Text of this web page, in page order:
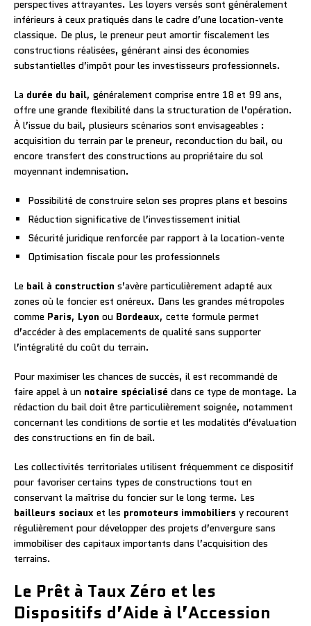
perspectives attrayantes. Les loyers versés sont généralement
inférieurs à ceux pratiqués dans le cadre d’une location-vente
classique. De plus, le preneur peut amortir fiscalement les
constructions réalisées, générant ainsi des économies
substantielles d’impôt pour les investisseurs professionnels.
La durée du bail, généralement comprise entre 18 et 99 ans,
offre une grande flexibilité dans la structuration de l’opération.
À l’issue du bail, plusieurs scénarios sont envisageables :
acquisition du terrain par le preneur, reconduction du bail, ou
encore transfert des constructions au propriétaire du sol
moyennant indemnisation.
Possibilité de construire selon ses propres plans et besoins
Réduction significative de l’investissement initial
Sécurité juridique renforcée par rapport à la location-vente
Optimisation fiscale pour les professionnels
Le bail à construction s’avère particulièrement adapté aux
zones où le foncier est onéreux. Dans les grandes métropoles
comme Paris, Lyon ou Bordeaux, cette formule permet
d’accéder à des emplacements de qualité sans supporter
l’intégralité du coût du terrain.
Pour maximiser les chances de succès, il est recommandé de
faire appel à un notaire spécialisé dans ce type de montage. La
rédaction du bail doit être particulièrement soignée, notamment
concernant les conditions de sortie et les modalités d’évaluation
des constructions en fin de bail.
Les collectivités territoriales utilisent fréquemment ce dispositif
pour favoriser certains types de constructions tout en
conservant la maîtrise du foncier sur le long terme. Les
bailleurs sociaux et les promoteurs immobiliers y recourent
régulièrement pour développer des projets d’envergure sans
immobiliser des capitaux importants dans l’acquisition des
terrains.
Le Prêt à Taux Zéro et les
Dispositifs d’Aide à l’Accession